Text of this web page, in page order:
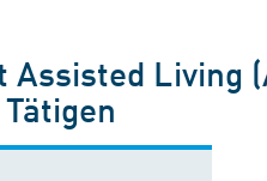
Living